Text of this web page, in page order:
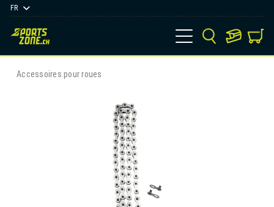
FR
Accessoires pour roues